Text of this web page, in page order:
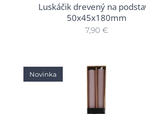
Luskáčik drevený na
50x45x180mm
7,90€
Novinka